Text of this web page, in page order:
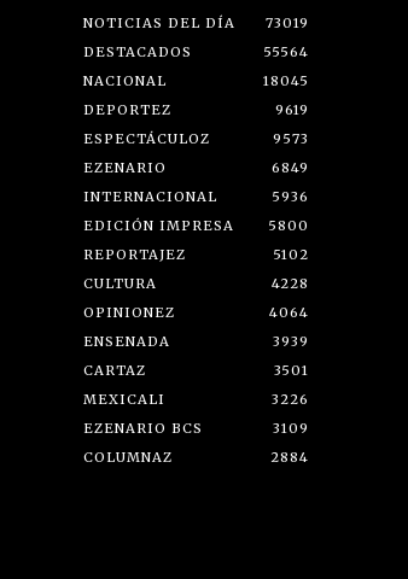
NOTICIAS DEL DÍA
73019
DESTACADOS
55564
NACIONAL
18045
DEPORTEZ
9619
ESPECTÁCULOZ
9573
EZENARIO
6849
INTERNACIONAL
5936
EDICIÓN IMPRESA
5800
REPORTAJEZ
5102
CULTURA
4228
OPINIONEZ
4064
ENSENADA
3939
CARTAZ
3501
MEXICALI
3226
EZENARIO BCS
3109
COLUMNAZ
2884